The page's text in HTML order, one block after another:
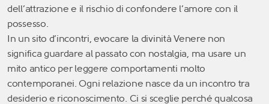
dell’attrazione e il rischio di confondere l’amore con il
possesso.
In un sito d’incontri, evocare la divinità Venere non
significa guardare al passato con nostalgia, ma usare un
mito antico per leggere comportamenti molto
contemporanei. Ogni relazione nasce da un incontro tra
desiderio e riconoscimento. Ci si sceglie perché qualcosa